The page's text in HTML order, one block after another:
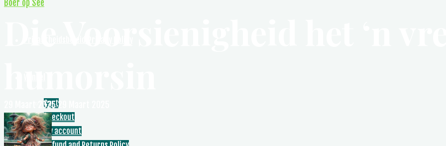
Tuis
Cart
Checkout
My account
Boer op See
29 Maart 202529 Maart 2025